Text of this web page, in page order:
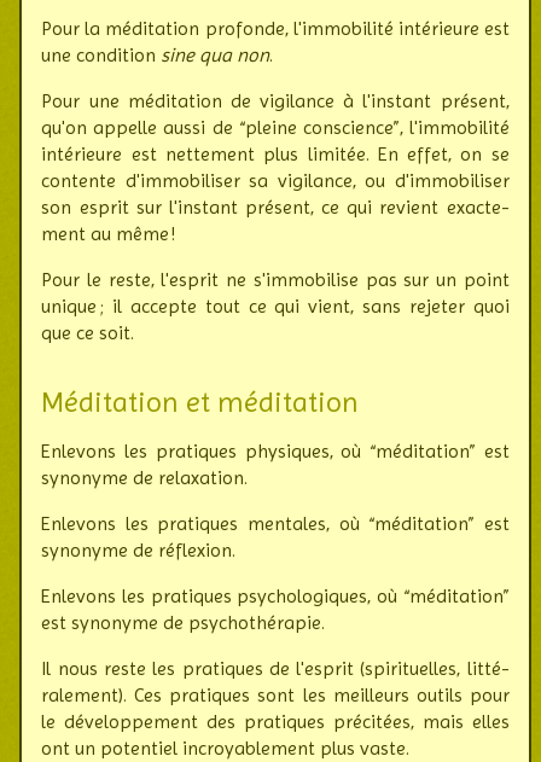
Pour la méditation profonde, l'immobilité intérieure est
une condition sine qua non.
Pour une médi­tation de vigi­lance à l'ins­tant présent,
qu'on appelle aussi de “pleine conscience”, l'immo­bi­lité
inté­rieure est nette­ment plus limitée. En effet, on se
contente d'immobi­liser sa vigi­lance, ou d'immobi­liser
son esprit sur l'instant présent, ce qui revient exac­te­
ment au même !
Pour le reste, l'esprit ne s'immobilise pas sur un point
unique ; il accepte tout ce qui vient, sans reje­ter quoi
que ce soit.
Méditation et méditation
Enlevons les pratiques physiques, où “médi­ta­tion” est
synonyme de rela­xation.
Enlevons les pra­tiques mentales, où “médi­ta­tion” est
syno­nyme de réfle­xion.
Enlevons les pra­tiques psy­cho­lo­giques, où “médi­ta­tion”
est synonyme de psycho­thé­rapie.
Il nous reste les pratiques de l'esprit (spiri­tu­elles, litté­
ra­lement). Ces pratiques sont les meilleurs outils pour
le dévelop­pe­ment des pra­tiques pré­ci­tées, mais elles
ont un poten­tiel incro­ya­ble­ment plus vaste.